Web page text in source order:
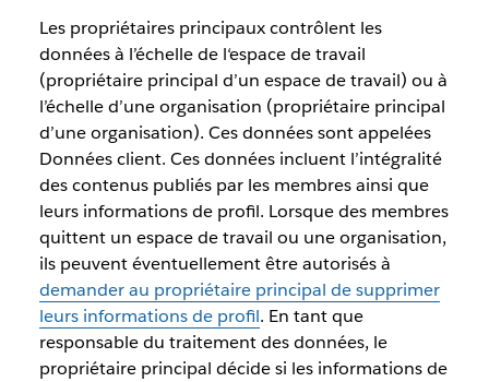
Les propriétaires principaux contrôlent les
données à l’échelle de l‘espace de travail
(propriétaire principal d’un espace de travail) ou à
l’échelle d’une organisation (propriétaire principal
d’une organisation). Ces données sont appelées
Données client. Ces données incluent l’intégralité
des contenus publiés par les membres ainsi que
leurs informations de profil. Lorsque des membres
quittent un espace de travail ou une organisation,
ils peuvent éventuellement être autorisés à
demander au propriétaire principal de supprimer
leurs informations de profil. En tant que
responsable du traitement des données, le
propriétaire principal décide si les informations de